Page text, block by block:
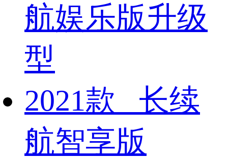
航娱乐版升级
型
2021款 长续
航智享版